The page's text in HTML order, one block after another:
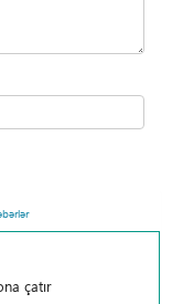
çatır